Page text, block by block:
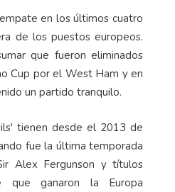
en los últimos cuatro
de los puestos europeos.
que fueron eliminados
Cup por el West Ham y en
un partido tranquilo.
tienen desde el 2013 de
fue la última temporada
Alex Fergunson y títulos
que ganaron la Europa